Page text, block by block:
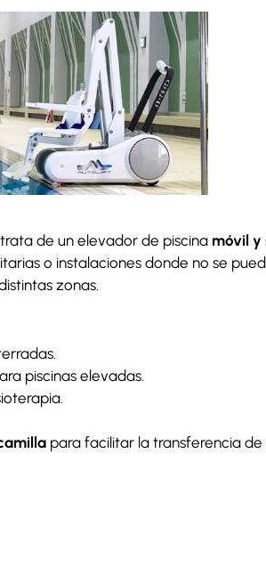
de un elevador de piscina móvil y
o instalaciones donde no se
zonas.
piscinas elevadas.
para facilitar la transferencia de